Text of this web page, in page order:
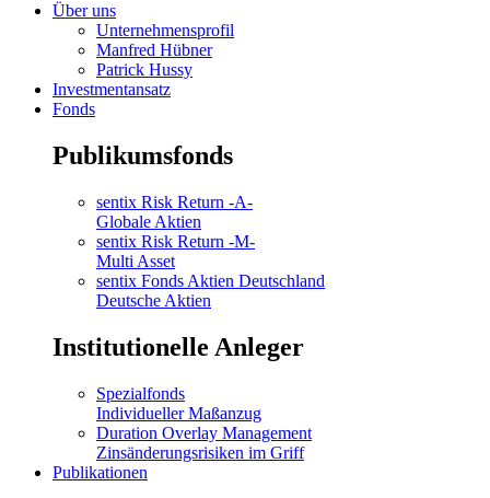
Über uns
Unternehmensprofil
Manfred Hübner
Patrick Hussy
Investmentansatz
Fonds
Publikumsfonds
sentix Risk Return -A-
Globale Aktien
sentix Risk Return -M-
Multi Asset
sentix Fonds Aktien Deutschland
Deutsche Aktien
Institutionelle Anleger
Spezialfonds
Individueller Maßanzug
Duration Overlay Management
Zinsänderungsrisiken im Griff
Publikationen